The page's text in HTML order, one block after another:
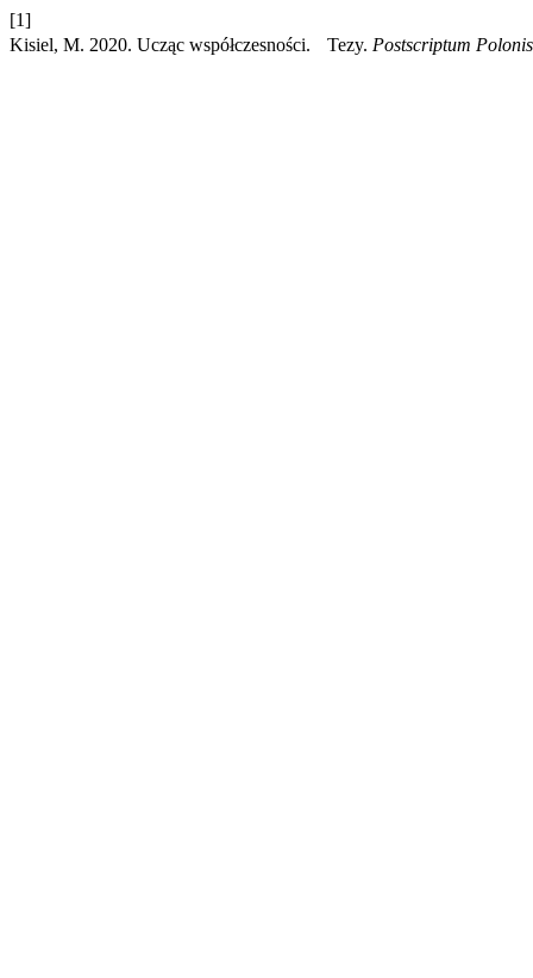
[1]
Kisiel, M. 2020. Ucząc współczesności. Tezy. Postscriptum